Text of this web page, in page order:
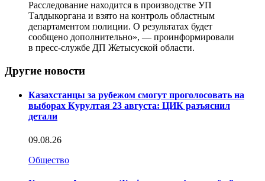
Расследование находится в производстве УП
Талдыкоргана и взято на контроль областным
департаментом полиции. О результатах будет
сообщено дополнительно», — проинформировали
в пресс-службе ДП Жетысуской области.
Другие новости
Казахстанцы за рубежом смогут проголосовать на
выборах Курултая 23 августа: ЦИК разъяснил
детали
09.08.26
Общество